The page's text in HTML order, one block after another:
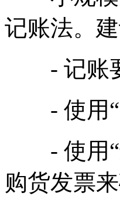
记账法。
- 记账
- 使用“
- 使用“
购货发票来